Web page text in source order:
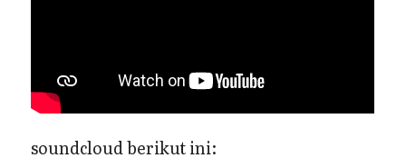
soundcloud berikut ini: